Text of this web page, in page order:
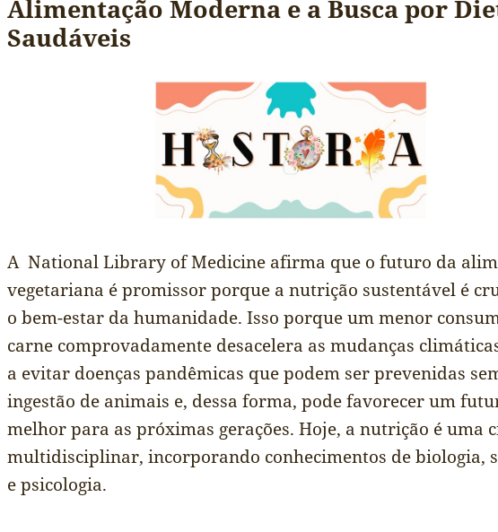
Alimentação Moderna e a Busca por
Saudáveis
A National Library of Medicine afirma que o futuro da
vegetariana é promissor porque a nutrição sustentável é
o bem-estar da humanidade. Isso porque um menor
carne comprovadamente desacelera as mudanças
a evitar doenças pandêmicas que podem ser prevenidas
ingestão de animais e, dessa forma, pode favorecer um
melhor para as próximas gerações. Hoje, a nutrição é uma
multidisciplinar, incorporando conhecimentos de biologia,
e psicologia.